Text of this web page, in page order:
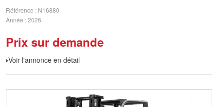
Référence
N16880
Année 2026
Prix sur demande
Voir l'annonce en détail